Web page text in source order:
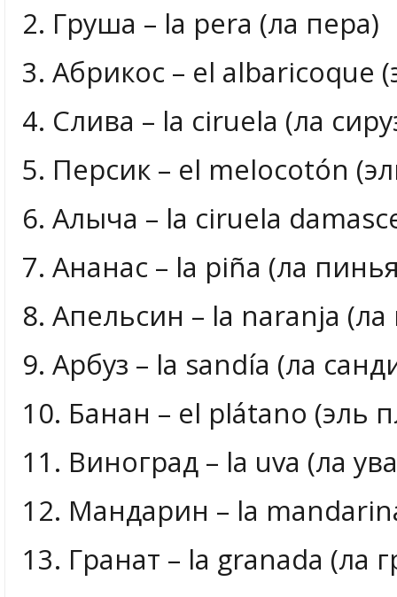
2. Груша – la pera (ла пера)
3. Абрикос – el albaricoque
4. Слива – la ciruela (ла
5. Персик – el melocotón
6. Алыча – la ciruela
7. Ананас – la piña (ла
8. Апельсин – la naranja (ла
9. Арбуз – la sandía (ла
10. Банан – el plátano (эль
11. Виноград – la uva (ла
12. Мандарин – la
13. Гранат – la granada (ла